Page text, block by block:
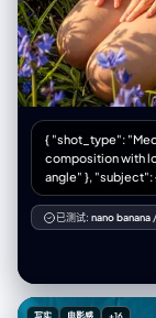
here**, planted on
sand/cobblestone
- Front Right]:**
Mid-Left]:**
Core]:** A dense
[Layer 5 - Mid-
* **[Layer 6 -
Peak]:** The
layout is organic.
material** of the terrain,
Ascent]** **[Insert
miniature figure throughout the
2. [Action at Layer 2] 3. [Action at Layer 3] 4. [Action at Layer 4] 5.
Branding &
Work Title]**" is
{ "shot_type": "Medium Full Shot (kneeling)", "composition": "Central
composition with low horizon line",
angle" }, "subject": { "subject_type": "Human", "identity_summary": "A
young woman with
"visual_signature": { "facial_signature": { "face_shape":
jawline, prominent
"Closed, relaxed eyelids with
mouth", "cheek_and_jaw": "Sculpted features highlighted by hard
sunlight", "unique_features": "Serene expression, head tilted back
已测试: nano banana /
写实 电影感 +16